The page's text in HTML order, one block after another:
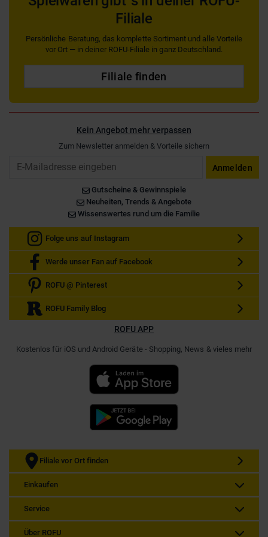
Filiale
Persönliche Beratung, das komplette Sortiment und alle Vorteile
vor Ort — in deiner ROFU-Filiale in ganz Deutschland.
Filiale finden
Kein Angebot mehr verpassen
Zum Newsletter anmelden & Vorteile sichern
Anmelden
Gutscheine & Gewinnspiele
Neuheiten, Trends & Angebote
Wissenswertes rund um die Familie
Folge uns auf Instagram
Werde unser Fan auf Facebook
ROFU @ Pinterest
ROFU Family Blog
ROFU APP
Kostenlos für iOS und Android Geräte - Shopping, News & vieles mehr
Filiale vor Ort finden
Einkaufen
Service
Über ROFU